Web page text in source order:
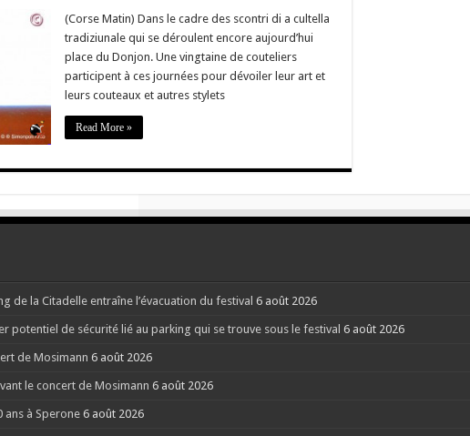
(Corse Matin) Dans le cadre des scontri di a cultella
tradiziunale qui se déroulent encore aujourd’hui
place du Donjon. Une vingtaine de couteliers
participent à ces journées pour dévoiler leur art et
leurs couteaux et autres stylets
Read More »
de la Citadelle entraîne l’évacuation du festival 6 août 2026
potentiel de sécurité lié au parking qui se trouve sous le festival 6 août 2026
de Mosimann 6 août 2026
le concert de Mosimann 6 août 2026
ans à Sperone 6 août 2026